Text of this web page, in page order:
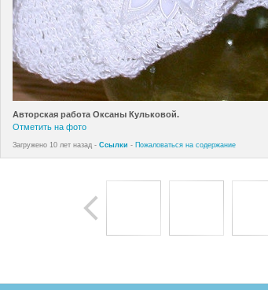
Авторская работа Оксаны Кульковой.
Отметить на фото
Загружено 10 лет назад - Ссылки - Пожаловаться на содержание